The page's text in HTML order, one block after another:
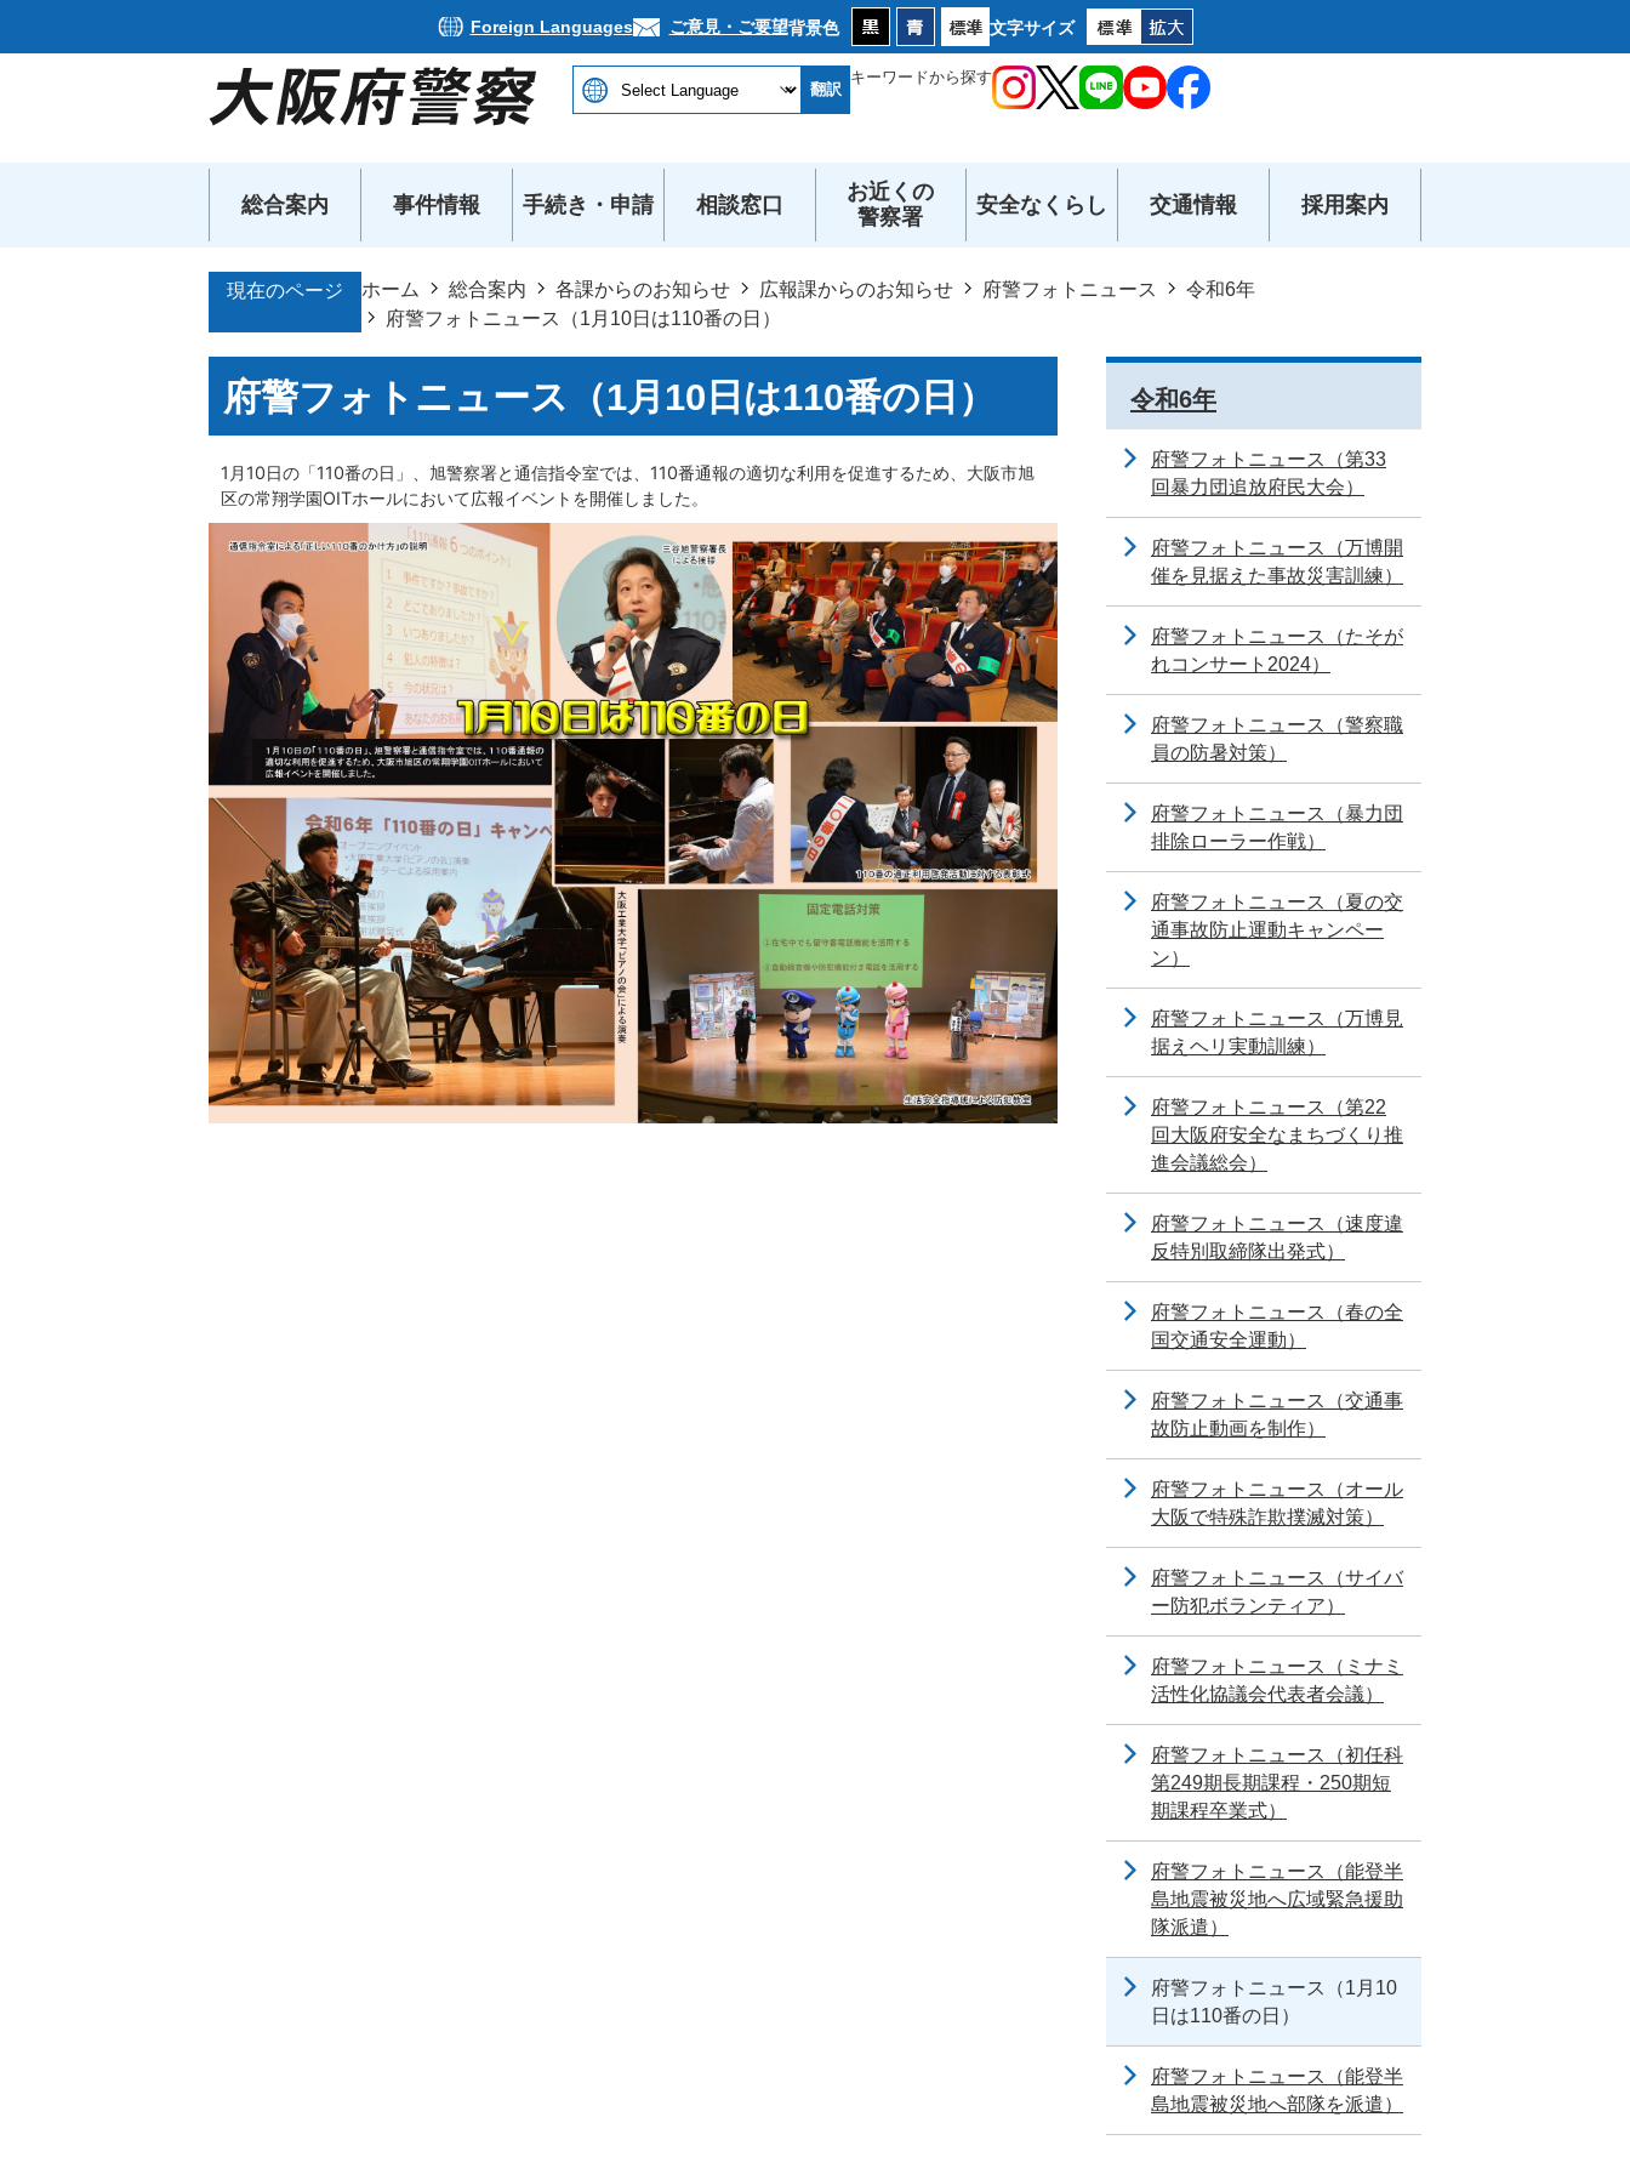
Foreign Languages ご意見・ご要望背景色 文字サイズ
翻訳
キーワードから探す
総合案内 事件情報 手続き・申請 相談窓口
お近くの
警察署
安全なくらし 交通情報 採用案内
現在のページ ホーム 総合案内 各課からのお知らせ 広報課からのお知らせ 府警フォトニュース
令和6年
府警フォトニュース（1月10日は110番の日）
府警フォトニュース（1月10日は110番の日）
1月10日の「110番の日」、旭警察署と通信指令室では、110番通報の適切な利用を促進するため、大阪市旭
区の常翔学園OITホールにおいて広報イベントを開催しました。
令和6年
府警フォトニュース（第33
回暴力団追放府民大会）
府警フォトニュース（万博開
催を見据えた事故災害訓練）
府警フォトニュース（たそが
れコンサート2024）
府警フォトニュース（警察職
員の防暑対策）
府警フォトニュース（暴力団
排除ローラー作戦）
府警フォトニュース（夏の交
通事故防止運動キャンペー
ン）
府警フォトニュース（万博見
据えヘリ実動訓練）
府警フォトニュース（第22
回大阪府安全なまちづくり推
進会議総会）
府警フォトニュース（速度違
反特別取締隊出発式）
府警フォトニュース（春の全
国交通安全運動）
府警フォトニュース（交通事
故防止動画を制作）
府警フォトニュース（オール
大阪で特殊詐欺撲滅対策）
府警フォトニュース（サイバ
ー防犯ボランティア）
府警フォトニュース（ミナミ
活性化協議会代表者会議）
府警フォトニュース（初任科
第249期長期課程・250期短
期課程卒業式）
府警フォトニュース（能登半
島地震被災地へ広域緊急援助
隊派遣）
府警フォトニュース（1月10
日は110番の日）
府警フォトニュース（能登半
島地震被災地へ部隊を派遣）